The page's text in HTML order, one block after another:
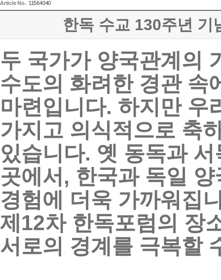
Article No. 11564040
한독 수교 130주년 기
두 국가가 양국관계의
수도의 화려한 경관 속
마련입니다. 하지만 우
가지고 의식적으로 축
있습니다. 옛 동독과 서
곳에서, 한국과 독일 양
경험에 더욱 가까워집
제12차 한독포럼의 장
서로의 경계를 극복할